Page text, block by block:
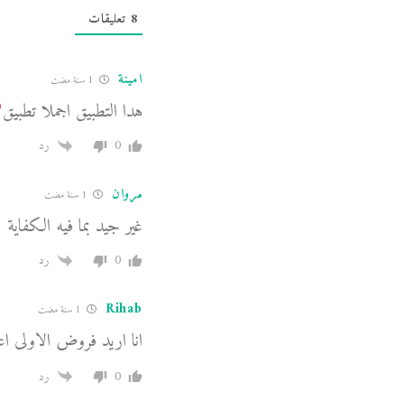
8 تعليقات
امينة
هدا التطبيق اجملا تطبيق
0 رد
مروان
غير جيد بما فيه الكفاية
0 رد
Rihab
انا اريد فروض الاولى
0 رد